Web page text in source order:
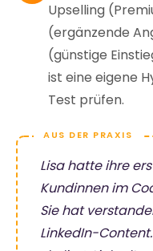
Upselling
(ergänzende
(günstige
ist eine eigene
Test prüfen.
Lisa hatte ihre
Kundinnen im
Sie hat
LinkedIn-